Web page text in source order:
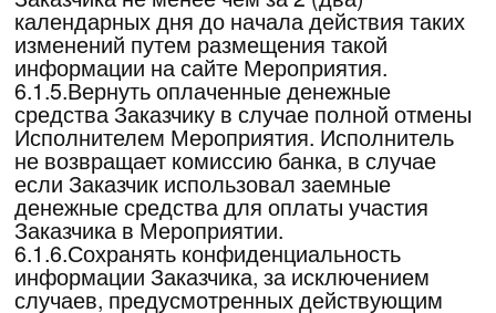
Исполнителя о своем намерении изменить
место и/или формат. Уведомления
направляются по адресу: 125190, г. Москва,
пр-кт Ленинградский, д.80, кор. Г., пом. VIII,
ком.7, или по телефону +7 (495) 280-08-27
или на электронную почту AGMuradyan@bs-
dubai.comне менее чем за 5 (пять) рабочих
дней до начала первого дня Мероприятия в
соответствующем месте, при изменении
места и изменении формата. Изменение
формата производится на все дни
проведения Мероприятия и обратной замене
не подлежит. Данное условие
распространяется исключительно на
Заказчиков, полностью оплативших Услугу в
размере 100%. В случае, если стоимость
Услуг при изменении места и/или формата
участия является выше нежели сумма,